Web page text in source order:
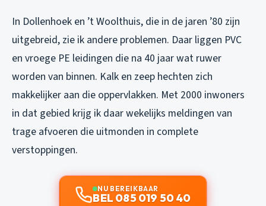
In Dollenhoek en ’t Woolthuis, die in de jaren ’80 zijn
uitgebreid, zie ik andere problemen. Daar liggen PVC
en vroege PE leidingen die na 40 jaar wat ruwer
worden van binnen. Kalk en zeep hechten zich
makkelijker aan die oppervlakken. Met 2000 inwoners
in dat gebied krijg ik daar wekelijks meldingen van
trage afvoeren die uitmonden in complete
verstoppingen.
NU BEREIKBAAR
BEL 085 019 50 40